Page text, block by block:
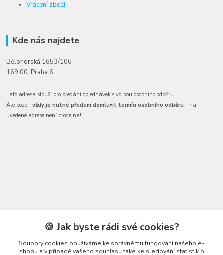
Vrácení zboží
Kde nás najdete
Bělohorská 1653/106
169 00 Praha 6
Tato adresa slouží pro předání objednávek s volbou osobního odběru.
Ale pozor,vždy je nutné předem domluvit termín osobního odběru - na
uvedené adrese není prodejna!
Kontakty🍪 Jak byste rádi své cookies?
Soubory cookies používáme ke správnému fungování našeho e-
shopu a v případě vašeho souhlasu také ke sledování statistik o